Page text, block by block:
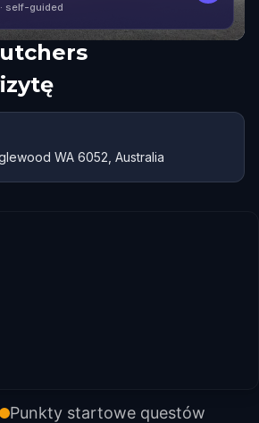
· self-guided
WA 6052, Australia
Punkty startowe questów